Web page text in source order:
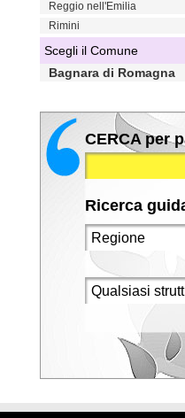
Reggio nell'Emilia
Rimini
Scegli il Comune
Bagnara di Romagna
CERCA per
Ricerca